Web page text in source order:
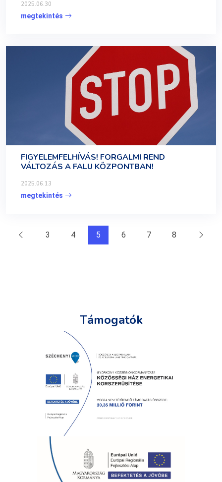
2025.06.30
megtekintés
FIGYELEMFELHÍVÁS! FORGALMI REND
VÁLTOZÁS A FALU KÖZPONTBAN!
2025.06.13
megtekintés
3 4 5 6 7 8
Támogatók